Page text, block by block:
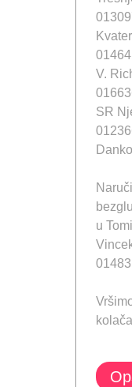
V.
SR
u